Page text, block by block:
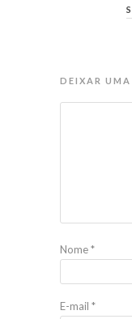
DEIXAR UMA
Nome*
E-mail *